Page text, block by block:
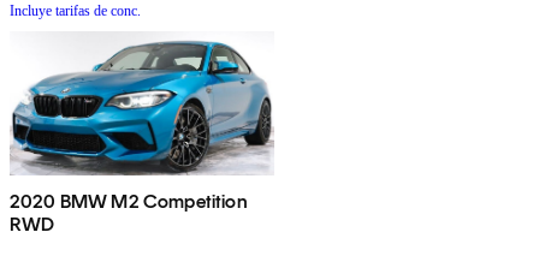
Incluye tarifas de conc.
2020 BMW M2 Competition
RWD